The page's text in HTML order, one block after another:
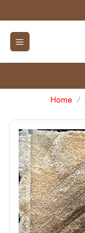
to
content
Home /